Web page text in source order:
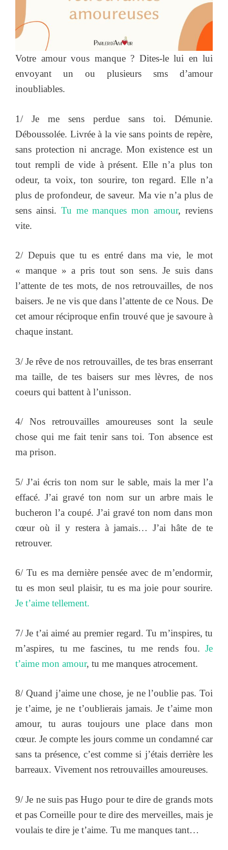
Votre amour vous manque ? Dites-le lui en lui
envoyant un ou plusieurs sms d’amour
inoubliables.
1/ Je me sens perdue sans toi. Démunie.
Déboussolée. Livrée à la vie sans points de repère,
sans protection ni ancrage. Mon existence est un
tout rempli de vide à présent. Elle n’a plus ton
odeur, ta voix, ton sourire, ton regard. Elle n’a
plus de profondeur, de saveur. Ma vie n’a plus de
sens ainsi. Tu me manques mon amour, reviens
vite.
2/ Depuis que tu es entré dans ma vie, le mot
« manque » a pris tout son sens. Je suis dans
l’attente de tes mots, de nos retrouvailles, de nos
baisers. Je ne vis que dans l’attente de ce Nous. De
cet amour réciproque enfin trouvé que je savoure à
chaque instant.
3/ Je rêve de nos retrouvailles, de tes bras enserrant
ma taille, de tes baisers sur mes lèvres, de nos
coeurs qui battent à l’unisson.
4/ Nos retrouvailles amoureuses sont la seule
chose qui me fait tenir sans toi. Ton absence est
ma prison.
5/ J’ai écris ton nom sur le sable, mais la mer l’a
effacé. J’ai gravé ton nom sur un arbre mais le
bucheron l’a coupé. J’ai gravé ton nom dans mon
cœur où il y restera à jamais… J’ai hâte de te
retrouver.
6/ Tu es ma dernière pensée avec de m’endormir,
tu es mon seul plaisir, tu es ma joie pour sourire.
Je t’aime tellement.
7/ Je t’ai aimé au premier regard. Tu m’inspires, tu
m’aspires, tu me fascines, tu me rends fou. Je
t’aime mon amour, tu me manques atrocement.
8/ Quand j’aime une chose, je ne l’oublie pas. Toi
je t’aime, je ne t’oublierais jamais. Je t’aime mon
amour, tu auras toujours une place dans mon
cœur. Je compte les jours comme un condamné car
sans ta présence, c’est comme si j’étais derrière les
barreaux. Vivement nos retrouvailles amoureuses.
9/ Je ne suis pas Hugo pour te dire de grands mots
et pas Corneille pour te dire des merveilles, mais je
voulais te dire je t’aime. Tu me manques tant…